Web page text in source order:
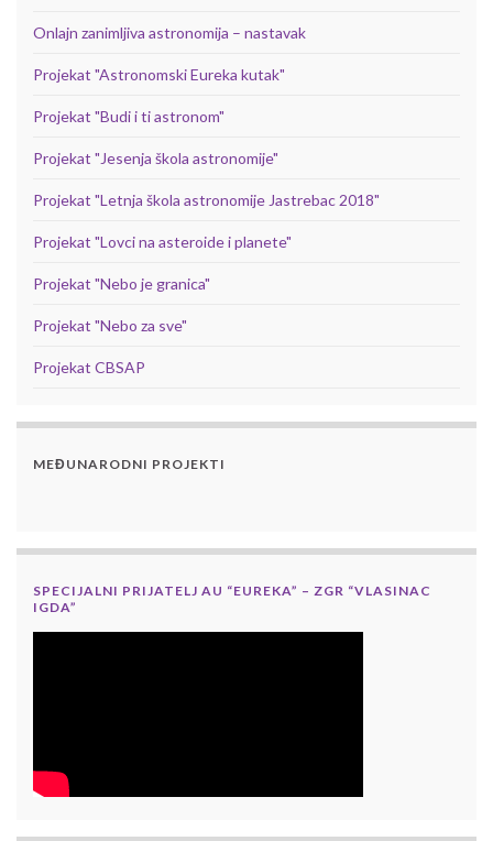
Onlajn zanimljiva astronomija – nastavak
Projekat "Astronomski Eureka kutak"
Projekat "Budi i ti astronom"
Projekat "Jesenja škola astronomije"
Projekat "Letnja škola astronomije Jastrebac 2018"
Projekat "Lovci na asteroide i planete"
Projekat "Nebo je granica"
Projekat "Nebo za sve"
Projekat CBSAP
MEĐUNARODNI PROJEKTI
SPECIJALNI PRIJATELJ AU “EUREKA” – ZGR “VLASINAC
IGDA”